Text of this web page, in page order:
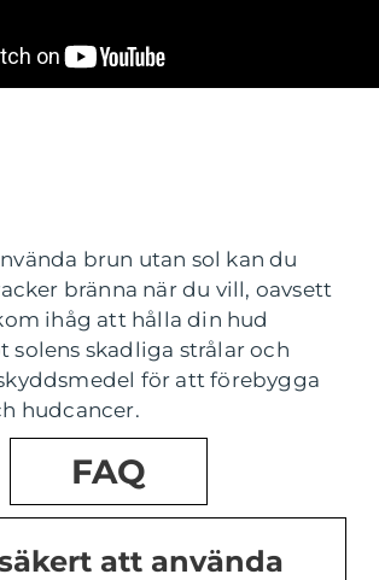
brun utan sol kan du
bränna när du vill, oavsett
ihåg att hålla din hud
solens skadliga strålar och
för att förebygga
hudcancer.
FAQ
att använda